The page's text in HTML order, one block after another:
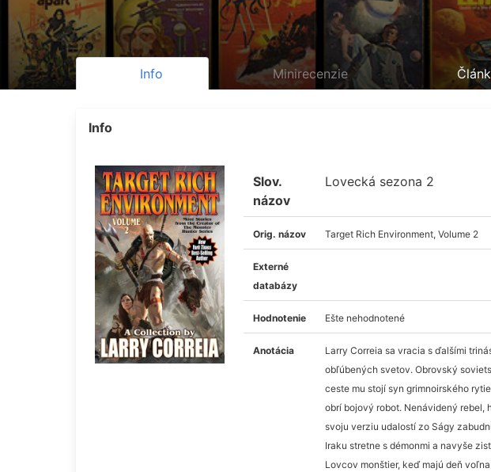
Info Minirecenzie
Info
Slov.
názov
Lovecká sezona 2
Orig. názov Target Rich Environment, Volume 2
Externé
databázy
Hodnotenie Ešte nehodnotené
Anotácia
Larry Correia sa vracia s ďalšími
obľúbených svetov. Obrovský
ceste mu stojí syn grimnoirského
obrí bojový robot. Nenávidený rebel,
svoju verziu udalostí zo Ságy
Iraku stretne s démonmi a navyše
Lovcov monštier, keď majú deň